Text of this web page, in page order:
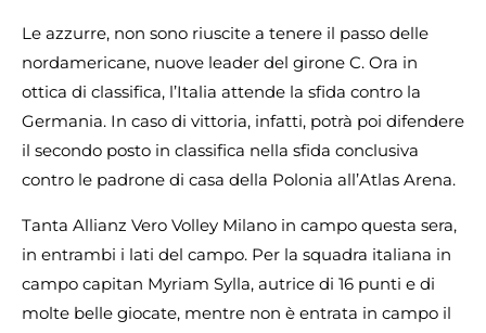
Le azzurre, non sono riuscite a tenere il passo delle
nordamericane, nuove leader del girone C. Ora in
ottica di classifica, l’Italia attende la sfida contro la
Germania. In caso di vittoria, infatti, potrà poi difendere
il secondo posto in classifica nella sfida conclusiva
contro le padrone di casa della Polonia all’Atlas Arena.
Tanta Allianz Vero Volley Milano in campo questa sera,
in entrambi i lati del campo. Per la squadra italiana in
campo capitan Myriam Sylla, autrice di 16 punti e di
molte belle giocate, mentre non è entrata in campo il